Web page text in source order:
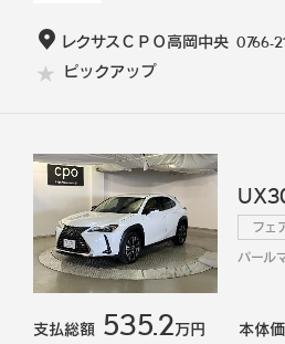
レクサスＣＰＯ高岡中央 0766-
ピックアップ
フェ
パール
支払総額 535.2万円 本体